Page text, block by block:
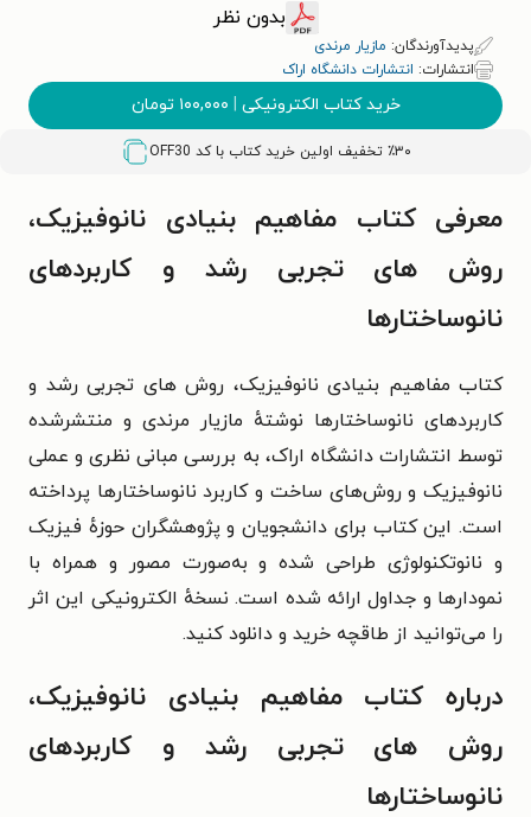
نانوساختارها
بدون نظر
پدیدآورندگان: مازیار مرندی
انتشارات: انتشارات دانشگاه اراک
خرید کتاب الکترونیکی | ۱۰۰,۰۰۰ تومان
٪۳۰ تخفیف اولین خرید کتاب با کد OFF30
معرفی کتاب مفاهیم بنیادی نانوفیزیک،
روش های تجربی رشد و کاربردهای
نانوساختارها
کتاب مفاهیم بنیادی نانوفیزیک، روش‌ های تجربی رشد و
کاربردهای نانوساختارها نوشتهٔ مازیار مرندی و منتشرشده
توسط انتشارات دانشگاه اراک، به بررسی مبانی نظری و عملی
نانوفیزیک و روش‌های ساخت و کاربرد نانوساختارها پرداخته
است. این کتاب برای دانشجویان و پژوهشگران حوزهٔ فیزیک
و نانوتکنولوژی طراحی شده و به‌صورت مصور و همراه با
نمودارها و جداول ارائه شده است. نسخهٔ الکترونیکی این اثر
را می‌توانید از طاقچه خرید و دانلود کنید.
درباره کتاب مفاهیم بنیادی نانوفیزیک،
روش های تجربی رشد و کاربردهای
نانوساختارها